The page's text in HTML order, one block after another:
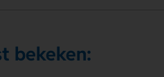
bekeken: